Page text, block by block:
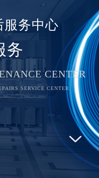
服务中心
务
CENTER
SERVICE CENTER
告
609-9509
覆盖中国大陆、香港、